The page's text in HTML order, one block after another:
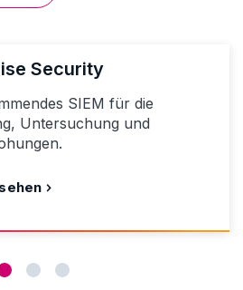
Security
SIEM für die
Untersuchung und